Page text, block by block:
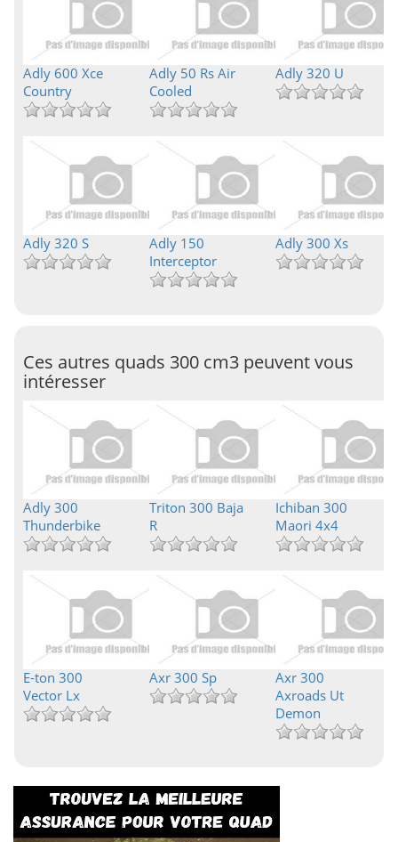
Adly 600 Xce
Country
Adly 50 Rs Air
Cooled
Adly 320 U
Adly 320 S
Adly 150
Interceptor
Adly 300 Xs
Ces autres quads 300 cm3 peuvent vous
intéresser
Adly 300
Thunderbike
Triton 300 Baja
R
Ichiban 300
Maori 4x4
E-ton 300
Vector Lx
Axr 300 Sp
Axr 300
Axroads Ut
Demon